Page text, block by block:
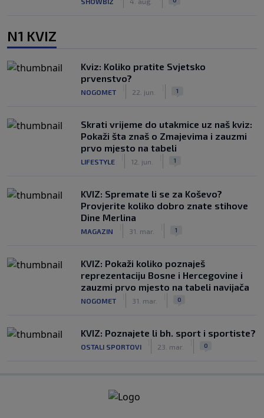
N1 KVIZ
Kviz: Koliko pratite Svjetsko
prvenstvo?
NOGOMET 22. jun. 1
Skrati vrijeme do utakmice uz naš kviz:
Pokaži šta znaš o Zmajevima i zauzmi
prvo mjesto na tabeli
LIFESTYLE 12. jun. 1
KVIZ: Spremate li se za Koševo?
Provjerite koliko dobro znate stihove
Dine Merlina
MAGAZIN 31. mar. 1
KVIZ: Pokaži koliko poznaješ
reprezentaciju Bosne i Hercegovine i
zauzmi prvo mjesto na tabeli navijača
NOGOMET 31. mar. 0
KVIZ: Poznajete li bh. sport i sportiste?
OSTALI SPORTOVI 23. mar. 0